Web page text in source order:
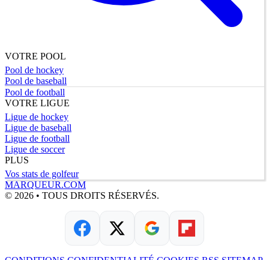
VOTRE POOL
Pool de hockey
Pool de baseball
Pool de football
VOTRE LIGUE
Ligue de hockey
Ligue de baseball
Ligue de football
Ligue de soccer
PLUS
Vos stats de golfeur
MARQUEUR.COM
© 2026 • TOUS DROITS RÉSERVÉS.